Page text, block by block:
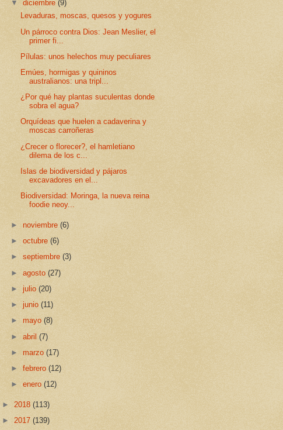
▼diciembre(9)
Levaduras, moscas, quesos y yogures
Un párroco contra Dios: Jean Meslier, el
primer fi...
Pílulas: unos helechos muy peculiares
Emúes, hormigas y quininos
australianos: una tripl...
¿Por qué hay plantas suculentas donde
sobra el agua?
Orquídeas que huelen a cadaverina y
moscas carroñeras
¿Crecer o florecer?, el hamletiano
dilema de los c...
Islas de biodiversidad y pájaros
excavadores en el...
Biodiversidad: Moringa, la nueva reina
foodie neoy...
► noviembre(6)
►octubre(6)
►septiembre(3)
►agosto(27)
►julio(20)
►junio(11)
►mayo(8)
►abril(7)
►marzo(17)
►febrero(12)
►enero(12)
► 2018 (113)
► 2017 (139)